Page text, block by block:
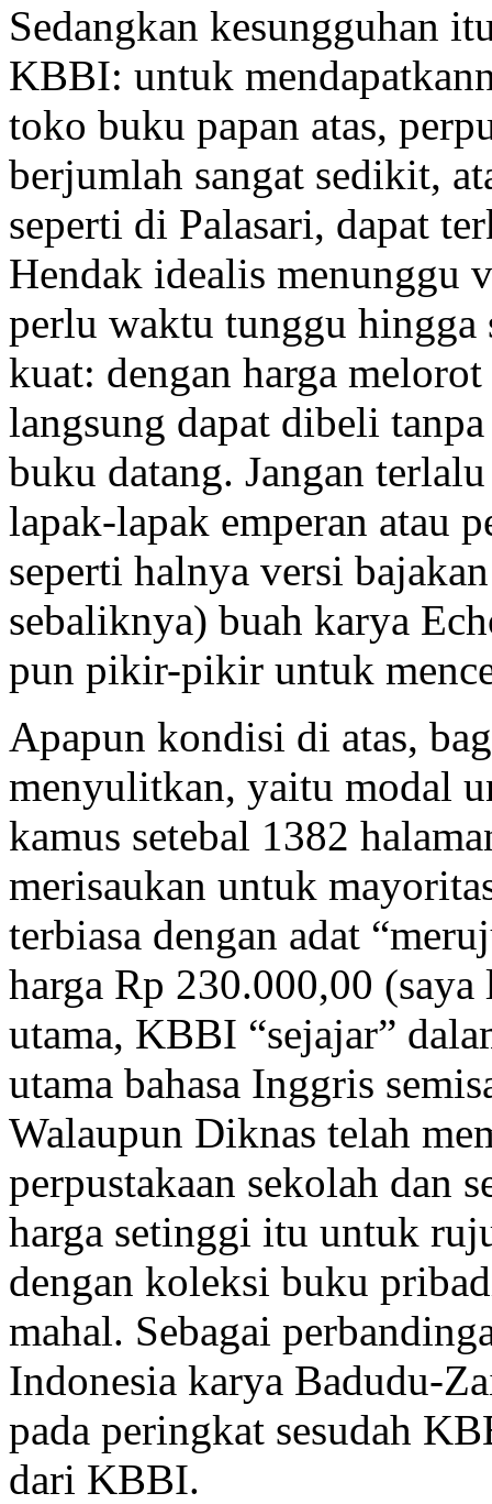
Sedangkan kesungguhan
KBBI: untuk
toko buku papan atas,
berjumlah sangat sedikit,
seperti di Palasari, dapat
Hendak idealis menunggu
perlu waktu tunggu hingga
kuat: dengan harga
langsung dapat dibeli
buku datang. Jangan
lapak-lapak emperan atau
seperti halnya versi
sebaliknya) buah karya
pun pikir-pikir untuk
Apapun kondisi di atas,
menyulitkan, yaitu modal
kamus setebal 1382
merisaukan untuk
terbiasa dengan adat
harga Rp 230.000,00
utama, KBBI “sejajar”
utama bahasa Inggris
Walaupun Diknas telah
perpustakaan sekolah dan
harga setinggi itu untuk
dengan koleksi buku
mahal. Sebagai
Indonesia karya Badudu-
pada peringkat sesudah
dari KBBI.